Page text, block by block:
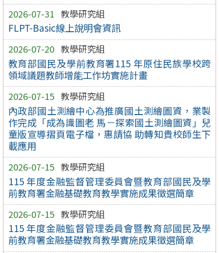
2026-07-31 教學研究組
FLPT-Basic線上說明會資訊
2026-07-20 教學研究組
教育部國民及學前教育署115 年原住民族學校跨
領域議題教師增能工作坊實施計畫
2026-07-15 教學研究組
內政部國土測繪中心為推廣國土測繪圖資，業製
作完成「成為識圖老 馬－探索國土測繪圖資」兒
童版宣導摺頁電子檔，惠請協 助轉知貴校師生下
載應用
2026-07-15 教學研究組
115 年度金融監督管理委員會暨教育部國民及學
前教育署金融基礎教育教學實施成果徵選簡章
2026-07-15 教學研究組
115 年度金融監督管理委員會暨教育部國民及學
前教育署金融基礎教育教學實施成果徵選簡章